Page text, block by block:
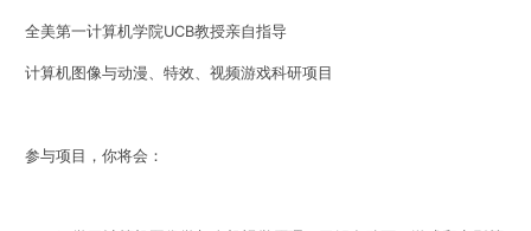
全美第一计算机学院UCB教授亲自指导
计算机图像与动漫、特效、视频游戏科研项目
参与项目，你将会：